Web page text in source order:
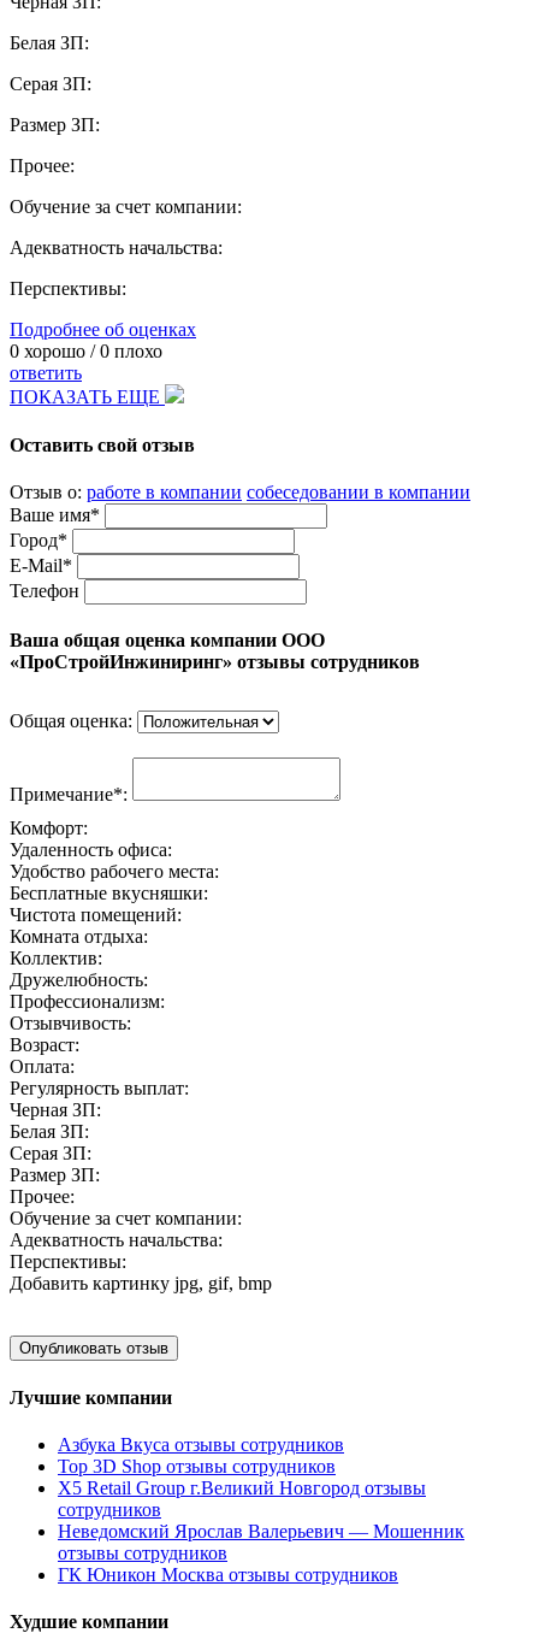
Белая ЗП:
Серая ЗП:
Размер ЗП:
Прочее:
Обучение за счет компании:
Адекватность начальства:
Перспективы:
Подробнее об оценках
0 хорошо /0 плохо
ответить
ПОКАЗАТЬ ЕЩЕ
Оставить свой отзыв
Отзыв о: работе в компании собеседовании в компании
Ваше имя*
Город*
E-Mail*
Телефон
Ваша общая оценка компании ООО
«ПроСтройИнжиниринг» отзывы сотрудников
Общая оценка:
Примечание*:
Комфорт:
Удаленность офиса:
Удобство рабочего места:
Бесплатные вкусняшки:
Чистота помещений:
Комната отдыха:
Коллектив:
Дружелюбность:
Профессионализм:
Отзывчивость:
Возраст:
Оплата:
Регулярность выплат:
Черная ЗП:
Белая ЗП:
Серая ЗП:
Размер ЗП:
Прочее:
Обучение за счет компании:
Адекватность начальства:
Перспективы:
Добавить картинку jpg, gif, bmp
Лучшие компании
Азбука Вкуса отзывы сотрудников
Top 3D Shop отзывы сотрудников
X5 Retail Group г.Великий Новгород отзывы
сотрудников
Неведомский Ярослав Валерьевич — Мошенник
отзывы сотрудников
ГК Юникон Москва отзывы сотрудников
Худшие компании